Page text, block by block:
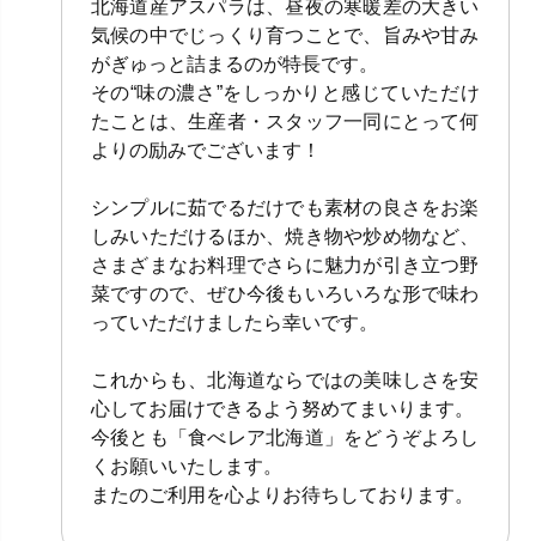
北海道産アスパラは、昼夜の寒暖差の大きい
気候の中でじっくり育つことで、旨みや甘み
がぎゅっと詰まるのが特長です。
その“味の濃さ”をしっかりと感じていただけ
たことは、生産者・スタッフ一同にとって何
よりの励みでございます！
シンプルに茹でるだけでも素材の良さをお楽
しみいただけるほか、焼き物や炒め物など、
さまざまなお料理でさらに魅力が引き立つ野
菜ですので、ぜひ今後もいろいろな形で味わ
っていただけましたら幸いです。
これからも、北海道ならではの美味しさを安
心してお届けできるよう努めてまいります。
今後とも「食べレア北海道」をどうぞよろし
くお願いいたします。
またのご利用を心よりお待ちしております。